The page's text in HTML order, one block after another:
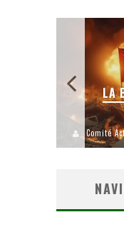
LA
Comité